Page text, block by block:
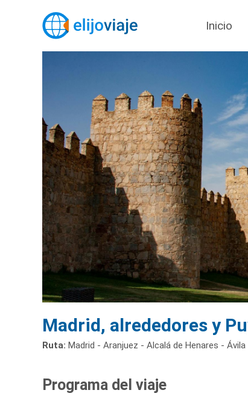
Inicio
Madrid, alrededores y
Ruta: Madrid - Aranjuez - Alcalá de Henares -
Programa del viaje